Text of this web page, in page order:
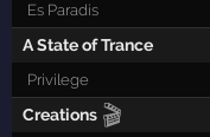
Es Paradis
A State of Trance
Privilege
Creations 🎬